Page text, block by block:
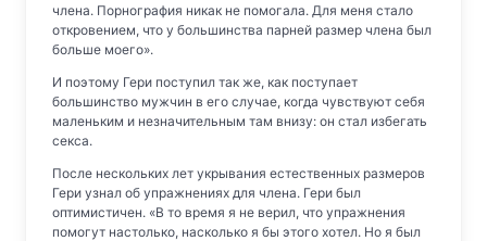
члена. Порнография никак не помогала. Для меня стало
откровением, что у большинства парней размер члена был
больше моего».
И поэтому Гери поступил так же, как поступает
большинство мужчин в его случае, когда чувствуют себя
маленьким и незначительным там внизу: он стал избегать
секса.
После нескольких лет укрывания естественных размеров
Гери узнал об упражнениях для члена. Гери был
оптимистичен. «В то время я не верил, что упражнения
помогут настолько, насколько я бы этого хотел. Но я был